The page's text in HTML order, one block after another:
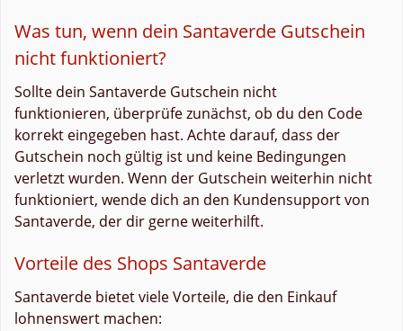
Was tun, wenn dein Santaverde Gutschein
nicht funktioniert?
Sollte dein Santaverde Gutschein nicht
funktionieren, überprüfe zunächst, ob du den Code
korrekt eingegeben hast. Achte darauf, dass der
Gutschein noch gültig ist und keine Bedingungen
verletzt wurden. Wenn der Gutschein weiterhin nicht
funktioniert, wende dich an den Kundensupport von
Santaverde, der dir gerne weiterhilft.
Vorteile des Shops Santaverde
Santaverde bietet viele Vorteile, die den Einkauf
lohnenswert machen: